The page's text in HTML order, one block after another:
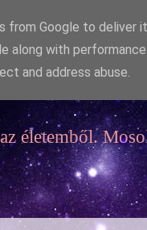
életemből.
from Google to deliver
along with
and address abuse.